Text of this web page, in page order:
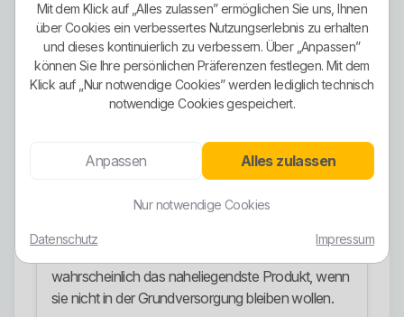
Trotzdem sollte man sauber bleiben: Nur weil ein
Anbieter 100 Prozent Ökostrom kommuniziert,
sollte man im Einzelfall immer die konkrete
Produkt- und Vertragsgrundlage prüfen. Das
ändert nichts daran, dass die Ausrichtung
vielen regionalen Wettbewerbern.
Stromangebote
stromIDEAL ist der normale Sondertarif für
Kunden, die faire Konditionen und Vor-Ort-Service
wahrscheinlich das naheliegendste Produkt, wenn
sie nicht in der Grundversorgung bleiben wollen.
Mit dem Klick auf „Alles zulassen” ermöglichen Sie uns, Ihnen
über Cookies ein verbessertes Nutzungserlebnis zu erhalten
und dieses kontinuierlich zu verbessern. Über „Anpassen”
können Sie Ihre persönlichen Präferenzen festlegen. Mit dem
Klick auf „Nur notwendige Cookies” werden lediglich technisch
notwendige Cookies gespeichert.
Anpassen Alles zulassen
Nur notwendige Cookies
Datenschutz Impressum